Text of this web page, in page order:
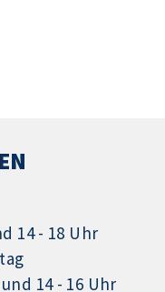
14 - 18 Uhr
14 - 16 Uhr